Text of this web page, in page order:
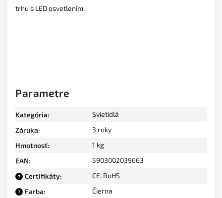
trhu s LED osvetlením.
Parametre
Kategória:
Svietidlá
Záruka:
3 roky
Hmotnosť:
1 kg
EAN: 5903002039663
? Certifikáty: CE, RoHS
? Farba:
Čierna